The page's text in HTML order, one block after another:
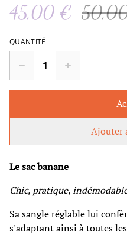
45,00 €
QUANTITÉ
Ajouter
Le sac banane
Chic, pratique,
Sa sangle réglable lui
s'adaptant ainsi à toutes